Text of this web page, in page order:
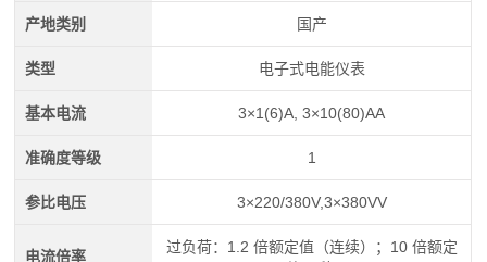
产地类别 国产
类型 电子式电能仪表
基本电流 3×1(6)A, 3×10(80)AA
准确度等级 1
参比电压 3×220/380V,3×380VV
电流倍率
过负荷：1.2 倍额定值（连续）；10 倍额定